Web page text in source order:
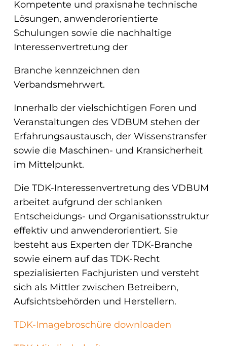
Kompetente und praxisnahe technische
Lösungen, anwenderorientierte
Schulungen sowie die nachhaltige
Interessenvertretung der
Branche kennzeichnen den
Verbandsmehrwert.
Innerhalb der vielschichtigen Foren und
Veranstaltungen des VDBUM stehen der
Erfahrungsaustausch, der Wissenstransfer
sowie die Maschinen- und Kransicherheit
im Mittelpunkt.
Die TDK-Interessenvertretung des VDBUM
arbeitet aufgrund der schlanken
Entscheidungs- und Organisationsstruktur
effektiv und anwenderorientiert. Sie
besteht aus Experten der TDK-Branche
sowie einem auf das TDK-Recht
spezialisierten Fachjuristen und versteht
sich als Mittler zwischen Betreibern,
Aufsichtsbehörden und Herstellern.
TDK-Imagebroschüre downloaden